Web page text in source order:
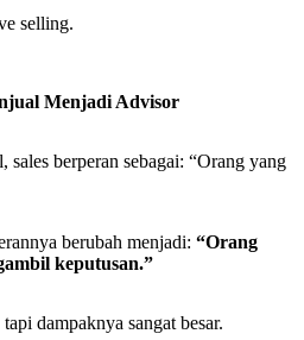
selling.
Menjadi Advisor
sales berperan sebagai: “Orang yang
berubah menjadi: “Orang
keputusan.”
dampaknya sangat besar.